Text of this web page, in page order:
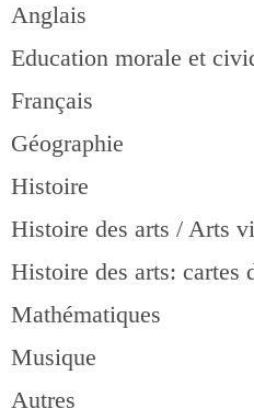
Anglais
Education morale et
Français
Géographie
Histoire
Histoire des arts / Arts
Histoire des arts: cartes
Mathématiques
Musique
Autres